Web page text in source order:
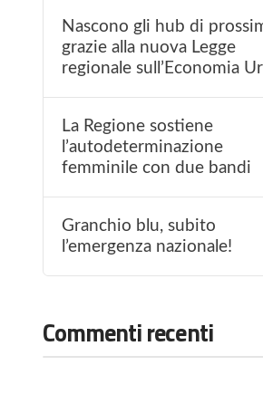
Nascono gli hub di
grazie alla nuova Legge
regionale sull’Economia
La Regione sostiene
l’autodeterminazione
femminile con due bandi
Granchio blu, subito
l’emergenza nazionale!
Commenti recenti